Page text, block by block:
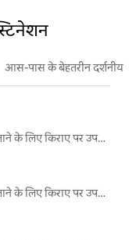
आस-पास के बेहतरीन दर्शनीय
छुट्टियाँ बिताने के लिए किराए पर उपलब्ध जगहें
छुट्टियाँ बिताने के लिए किराए पर उपलब्ध जगहें